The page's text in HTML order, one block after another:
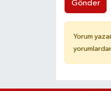
Gönder
Yorum